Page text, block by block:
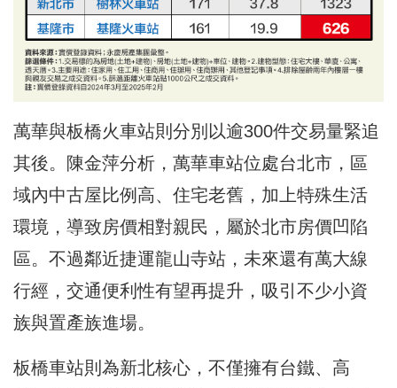
萬華與板橋火車站則分別以逾300件交易量緊追
其後。陳金萍分析，萬華車站位處台北市，區
域內中古屋比例高、住宅老舊，加上特殊生活
環境，導致房價相對親民，屬於北市房價凹陷
區。不過鄰近捷運龍山寺站，未來還有萬大線
行經，交通便利性有望再提升，吸引不少小資
族與置產族進場。
板橋車站則為新北核心，不僅擁有台鐵、高